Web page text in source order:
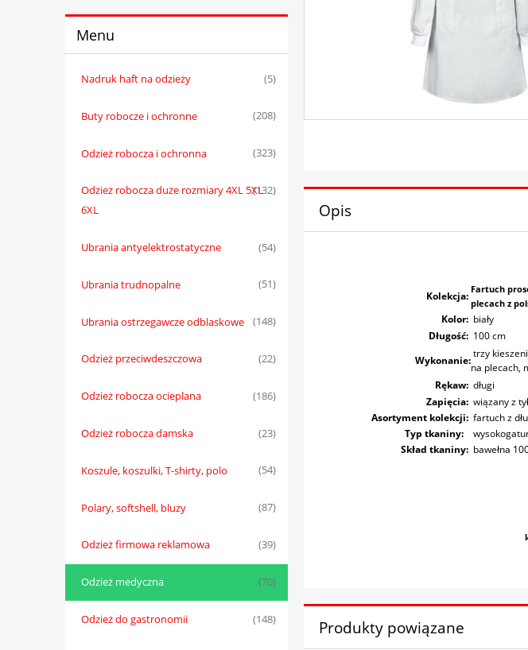
Menu
Nadruk haft na odzieży (5)
Buty robocze i ochronne (208)
Odzież robocza i ochronna (323)
Odzież robocza duże rozmiary 4XL 5XL
6XL
(132)
Ubrania antyelektrostatyczne (54)
Ubrania trudnopalne (51)
Ubrania ostrzegawcze odblaskowe (148)
Odzież przeciwdeszczowa (22)
Odzież robocza ocieplana (186)
Odzież robocza damska (23)
Koszule, koszulki, T-shirty, polo (54)
Polary, softshell, bluzy (87)
Odzież firmowa reklamowa (39)
Odzież medyczna (70)
Odzież do gastronomii (148)
Opis
Kolekcja:
Fartuch
plecach z
Kolor: biały
Długość: 100 cm
Wykonanie:
trzy
na plecach,
Rękaw: długi
Zapięcia: wiązany z
Asortyment kolekcji: fartuch z
Typ tkaniny:
Skład tkaniny: bawełna
Produkty powiązane